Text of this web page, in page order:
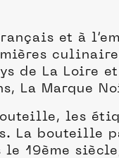
et à
de La Loire
La Marque
les
La bouteille
19ème